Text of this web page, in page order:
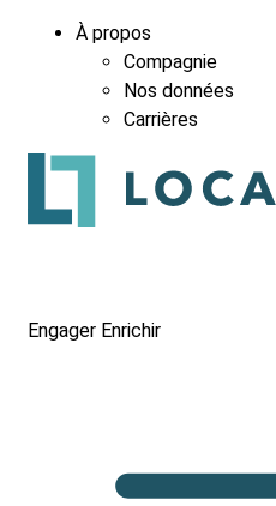
À propos
Compagnie
Nos données
Carrières
Engager Enrichir